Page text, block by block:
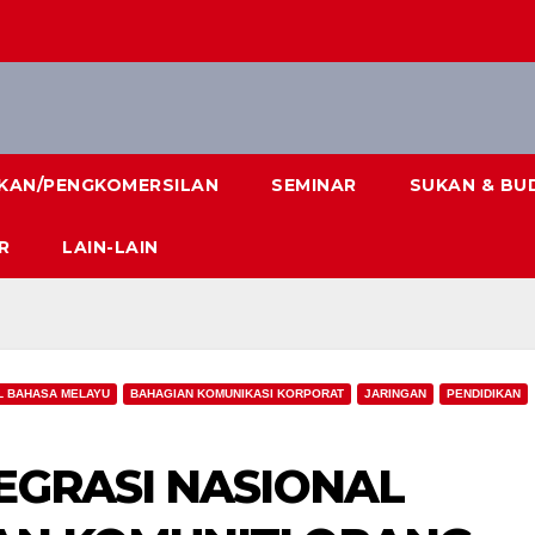
PENGKOMERSILAN SEMINAR SUKAN &
LAIN-LAIN
BAHASA MELAYU BAHAGIAN KOMUNIKASI KORPORAT JARINGAN PENDIDIKAN
NASIONAL